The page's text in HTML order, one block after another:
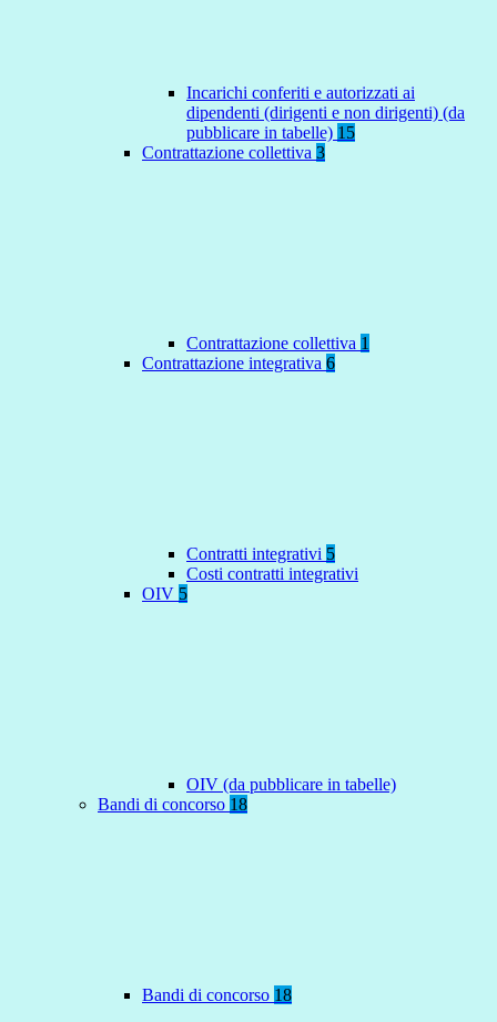
Incarichi conferiti e autorizzati ai
dipendenti (dirigenti e non dirigenti) (da
pubblicare in tabelle) 15
Contrattazione collettiva 3
Contrattazione collettiva 1
Contrattazione integrativa 6
Contratti integrativi 5
Costi contratti integrativi
OIV 5
OIV (da pubblicare in tabelle)
Bandi di concorso 18
Bandi di concorso 18